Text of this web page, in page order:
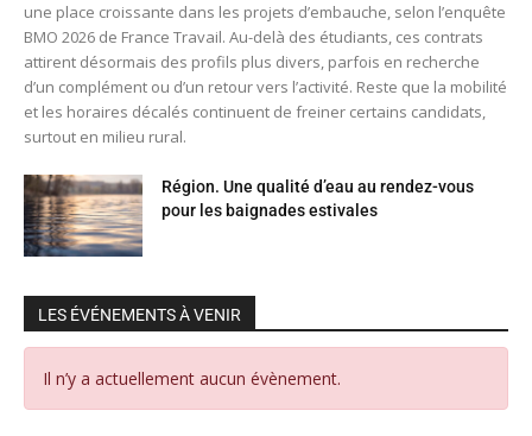
une place croissante dans les projets d’embauche, selon l’enquête
BMO 2026 de France Travail. Au-delà des étudiants, ces contrats
attirent désormais des profils plus divers, parfois en recherche
d’un complément ou d’un retour vers l’activité. Reste que la mobilité
et les horaires décalés continuent de freiner certains candidats,
surtout en milieu rural.
Région. Une qualité d’eau au rendez-vous
pour les baignades estivales
LES ÉVÉNEMENTS À VENIR
Il n’y a actuellement aucun évènement.